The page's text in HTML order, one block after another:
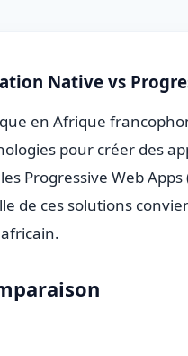
Native vs
en Afrique
pour créer des
Progressive Web
de ces solutions